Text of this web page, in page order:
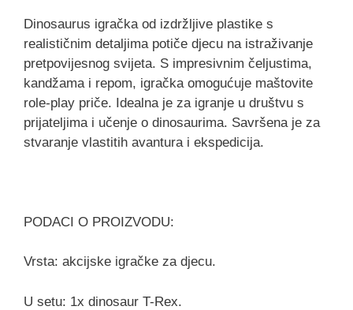
Dinosaurus igračka od izdržljive plastike s
realističnim detaljima potiče djecu na istraživanje
pretpovijesnog svijeta. S impresivnim čeljustima,
kandžama i repom, igračka omogućuje maštovite
role-play priče. Idealna je za igranje u društvu s
prijateljima i učenje o dinosaurima. Savršena je za
stvaranje vlastitih avantura i ekspedicija.
PODACI O PROIZVODU:
Vrsta: akcijske igračke za djecu.
U setu: 1x dinosaur T-Rex.